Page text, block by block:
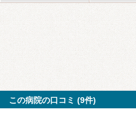
この病院の口コミ (9件)